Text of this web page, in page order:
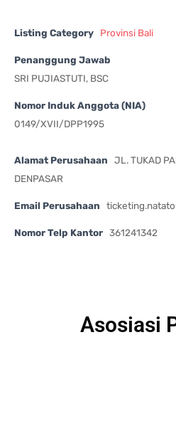
Listing Category Provinsi Bali
Penanggung Jawab
SRI PUJIASTUTI, BSC
Nomor Induk Anggota (NIA)
0149/XVII/DPP1995
Alamat Perusahaan
JL. TUKAD
DENPASAR
Email Perusahaan
Nomor Telp Kantor 361241342
Asosiasi